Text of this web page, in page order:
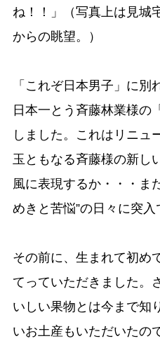
ね！！」（写真上は見城
からの眺望。）
「これぞ日本男子」に別
日本一とう斉藤林業様の
しました。これはリニュ
玉ともなる斉藤様の新し
風に表現するか・・・ま
めきと苦悩”の日々に突入
その前に、生まれて初め
てっていただきました。
いしい果物とは今まで知
いお土産もいただいたの